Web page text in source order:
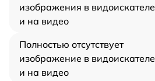
изображения в видоискателе
и на видео
Полностью отсутствует
изображение в видоискателе
и на видео